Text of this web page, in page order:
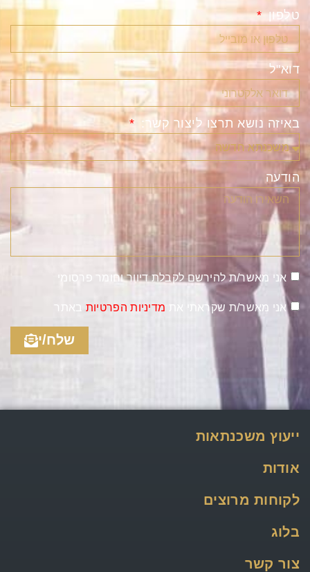
טלפון
דוא"ל
באיזה נושא תרצו ליצור קשר:
הודעה
אני מאשר/ת להירשם לקבלת דיוור וחומר פרסומי
אני מאשר/ת שקראתי את מדיניות הפרטיות באתר
שלח/י
ייעוץ משכנתאות
אודות
לקוחות מרוצים
בלוג
צור קשר